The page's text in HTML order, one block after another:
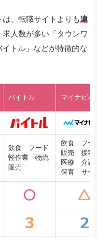
を見てみる
、転職サイトよりも違
求人数が多い「タウンワ
トル」などが特徴的な
バイトル マイナビバ
飲食 フード
軽作業 物流
販売
飲食 フー
販売 接客
医療 介護
保育 サー